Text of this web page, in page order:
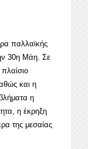
παλλαϊκής
30η Μάη. Σε
και η
η
η έκρηξη
της μεσαίας